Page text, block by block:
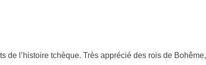
de l’histoire tchèque. Très apprécié des rois de Bohême,